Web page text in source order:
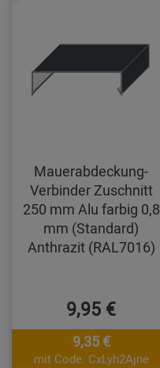
Mauerabdeckung-
Verbinder Zuschnitt
250 mm Alu farbig 0,8
mm (Standard)
Anthrazit (RAL7016)
9,95 €
9,35 €
mit Code: CxLyh2Ajne